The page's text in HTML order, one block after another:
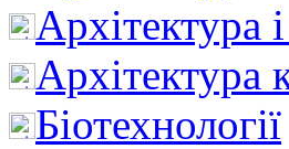
Архітектура
Архітектура
Біотехнології